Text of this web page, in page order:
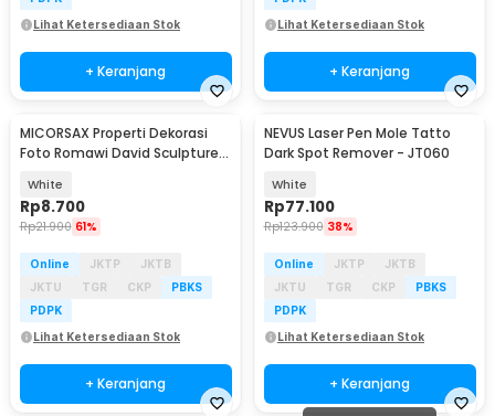
Lihat Ketersediaan Stok
+ Keranjang
Lihat Ketersediaan Stok
+ Keranjang
MICORSAX Properti Dekorasi
Foto Romawi David Sculpture
White
Rp8.700
Rp21.900 61%
Online JKTP
JKTB
JKTU
TGR CKP
PBKS
PDPK
Lihat Ketersediaan Stok
+ Keranjang
NEVUS Laser Pen Mole Tatto
Dark Spot Remover - JT060
White
Rp77.100
Rp123.900 38%
Online JKTP
JKTB
JKTU
TGR CKP
PBKS
PDPK
Lihat Ketersediaan Stok
+ Keranjang